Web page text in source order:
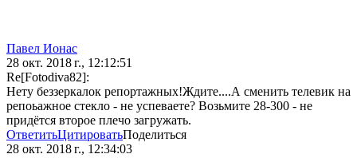
Павел Ионас
28 окт. 2018 г., 12:12:51
Re[Fotodiva82]:
Нету беззеркалок репортажных!Ждите....А сменить телевик на
репоьажное стекло - не успеваете? Возьмите 28-300 - не
придётся второе плечо загружать.
ОтветитьЦитироватьПоделиться
28 окт. 2018 г., 12:34:03